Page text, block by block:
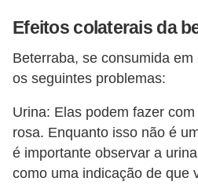
Efeitos colaterais da
Beterraba, se consumida
os seguintes problemas:
Urina: Elas podem fazer
rosa. Enquanto isso não é
é importante observar a
como uma indicação de que